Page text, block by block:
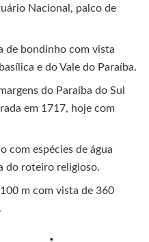
Nacional, palco de
de bondinho com vista
e do Vale do Paraíba.
do Paraíba do Sul
em 1717, hoje com
com espécies de água
do roteiro religioso.
m com vista de 360